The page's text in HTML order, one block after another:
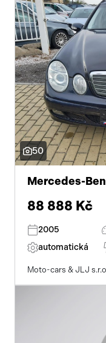
50
Mercedes-
88 888 Kč
2005
automatická
Moto-cars & JLJ